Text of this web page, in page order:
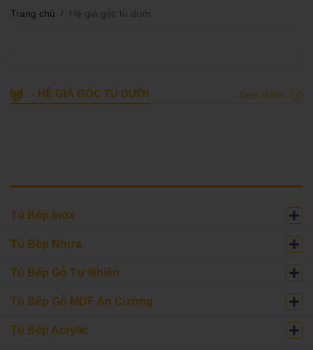
Trang chủ Hệ giá góc tủ dưới
- HỆ GIÁ GÓC TỦ DƯỚI Xem thêm
Tủ Bếp Inox
Tủ Bếp Nhựa
Tủ Bếp Gỗ Tự Nhiên
Tủ Bếp Gỗ MDF An Cường
Tủ Bếp Acrylic